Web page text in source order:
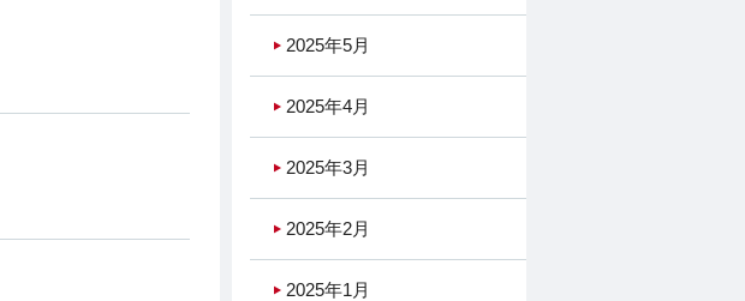
2025年5月
2025年4月
2025年3月
2025年2月
2025年1月